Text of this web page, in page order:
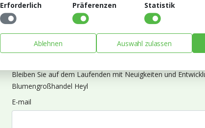
Bleiben Sie auf dem Laufenden mit Neuigkeiten und
Blumengroßhandel Heyl
E-mail
Erforderlich
Präferenzen Statistik
Ablehnen Auswahl zulassen